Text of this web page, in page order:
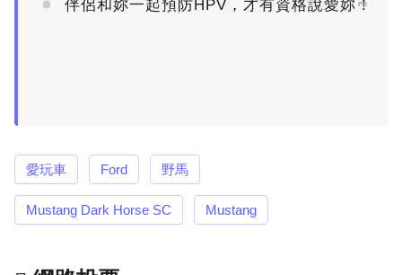
伴侶和妳一起預防HPV，才有資格說愛妳！
PR
愛玩車 Ford 野馬
Mustang Dark Horse SC Mustang